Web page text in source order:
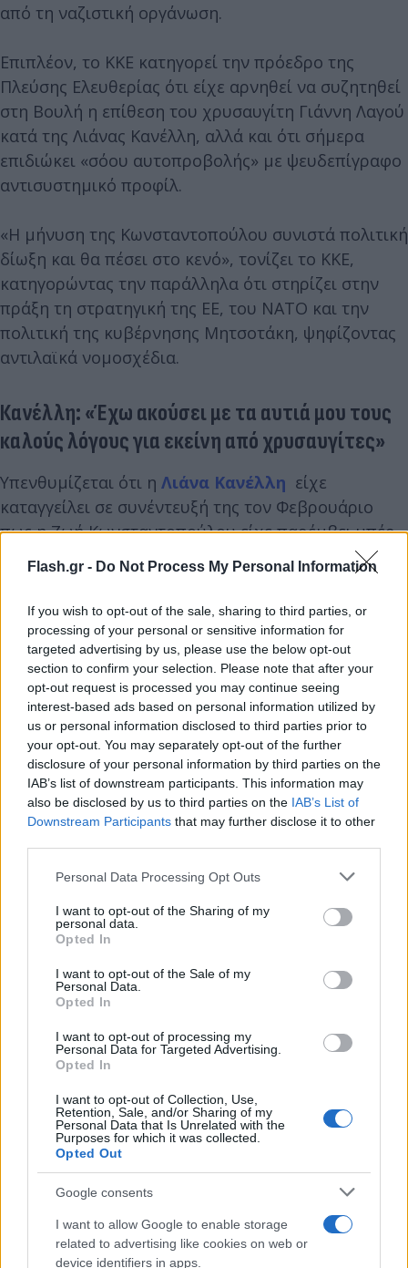
Flash.gr - Do Not Process My Personal Information
If you wish to opt-out of the sale, sharing to third parties, or
processing of your personal or sensitive information for
targeted advertising by us, please use the below opt-out
section to confirm your selection. Please note that after your
opt-out request is processed you may continue seeing
interest-based ads based on personal information utilized by
us or personal information disclosed to third parties prior to
your opt-out. You may separately opt-out of the further
disclosure of your personal information by third parties on the
IAB’s list of downstream participants. This information may
also be disclosed by us to third parties on the IAB’s List of
Downstream Participants that may further disclose it to other
Please note that this website/app uses one or more Google
not limited to your visit or usage behaviour. You may click to
grant or deny consent to Google and its third-party tags to
use your data for below specified purposes in below Google
consent section.
Personal Data Processing Opt Outs
I want to opt-out of the Sharing of my
personal data.
Opted In
I want to opt-out of the Sale of my
Personal Data.
Opted In
I want to opt-out of processing my
Personal Data for Targeted Advertising.
Opted In
I want to opt-out of Collection, Use,
Retention, Sale, and/or Sharing of my
Personal Data that Is Unrelated with the
Purposes for which it was collected.
Opted Out
Google consents
I want to allow Google to enable storage
related to advertising like cookies on web or
device identifiers in apps.
από τη ναζιστική οργάνωση.
Επιπλέον, το ΚΚΕ κατηγορεί την πρόεδρο της
Πλεύσης Ελευθερίας ότι είχε αρνηθεί να συζητηθεί
στη Βουλή η επίθεση του χρυσαυγίτη Γιάννη Λαγού
κατά της Λιάνας Κανέλλη, αλλά και ότι σήμερα
επιδιώκει «σόου αυτοπροβολής» με ψευδεπίγραφο
αντισυστημικό προφίλ.
«Η μήνυση της Κωνσταντοπούλου συνιστά πολιτική
δίωξη και θα πέσει στο κενό», τονίζει το ΚΚΕ,
κατηγορώντας την παράλληλα ότι στηρίζει στην
πράξη τη στρατηγική της ΕΕ, του ΝΑΤΟ και την
πολιτική της κυβέρνησης Μητσοτάκη, ψηφίζοντας
αντιλαϊκά νομοσχέδια.
Κανέλλη: «Έχω ακούσει με τα αυτιά μου τους
καλούς λόγους για εκείνη από χρυσαυγίτες»
Υπενθυμίζεται ότι η Λιάνα Κανέλλη είχε
καταγγείλει σε συνέντευξή της τον Φεβρουάριο
πως η Ζωή Κωνσταντοπούλου είχε παρέμβει υπέρ
της παρουσίας του Ηλία Κασιδιάρη στη Βουλή, ενώ
–όπως είπε– έχει ακούσει εγκωμιαστικά σχόλια για
εκείνη «από χρυσαυγίτικα στόματα».
Παράλληλα, κατηγόρησε την πρόεδρο της Πλεύσης
Ελευθερίας ότι κάνει κατάχρηση των
κοινοβουλευτικών της προνομίων, μιλάει όποτε
θέλει αγνοώντας τον κανονισμό, ενώ
εκμεταλλεύεται πολιτικά ακόμη και την τραγωδία
των Τεμπών.